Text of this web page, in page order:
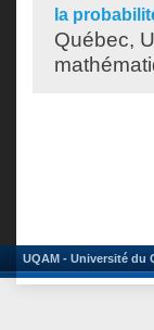
la
Québec,
UQAM - Université du